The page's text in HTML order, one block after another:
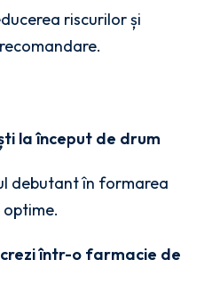
riscurilor și
la început de drum
debutant în formarea
într-o farmacie de